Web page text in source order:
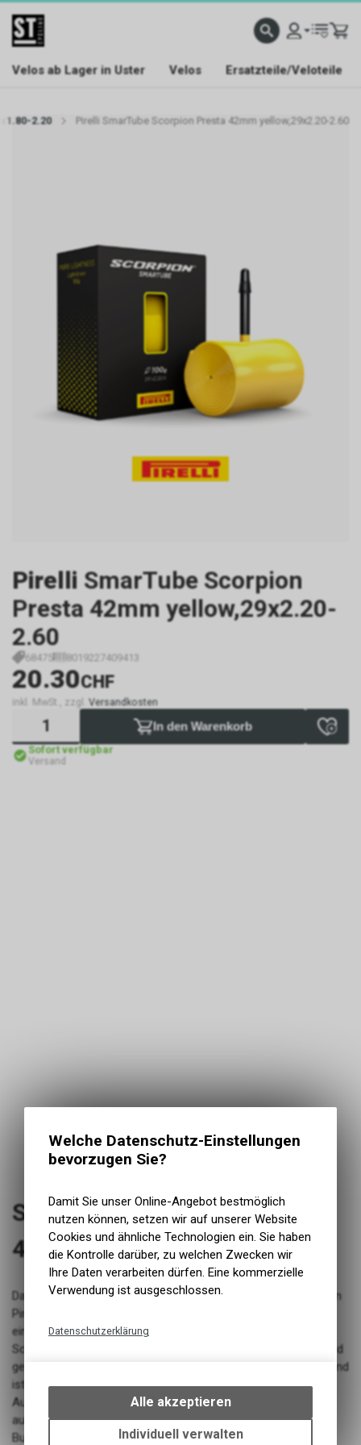
Velos ab Lager in Uster Velos Ersatzteile/Veloteile
2.20 Pirelli SmarTube Scorpion Presta 42mm yellow,29x2.20-2.60
Pirelli SmarTube Scorpion
Presta 42mm yellow,29x2.20-
2.60
68475 8019227409413
20.30CHF
inkl. MwSt., zzgl. Versandkosten
In den Warenkorb
Sofort verfügbar
Versand
SmarTube Scorpion Presta
42mm
Dank innovativer Thermoplast-Folie ist der neue Smartube von
Pirelli federleicht, das Volumen beträgt nicht mal die Hälfte
eines normalen Butyl-Schlauchs. Gegenüber Standard-
Schläuchen ist der Smartube bis zu 65% leichter. Der leuchtend
gelbe Schlauch überzeugt auch in Sachen Pannensicherheit und
ist doppelt so robust wie herkömmliche Schläuche.
Ausserhalb des Reifens darf der Smartube nicht über 0.5 bar
aufgepumpt werden. Das Material ist weniger elastisch wie
Butyl, dehnt sich ab 0.5 bar stärker aus und kann so im
Welche Datenschutz-Einstellungen
bevorzugen Sie?
Damit Sie unser Online-Angebot bestmöglich
nutzen können, setzen wir auf unserer Website
Cookies und ähnliche Technologien ein. Sie haben
die Kontrolle darüber, zu welchen Zwecken wir
Ihre Daten verarbeiten dürfen. Eine kommerzielle
Verwendung ist ausgeschlossen.
Datenschutzerklärung
bestimmte Interaktionen und
Einstellungen auf Ihrem Gerät,
um die grundlegenden
Alle akzeptieren
Individuell verwalten